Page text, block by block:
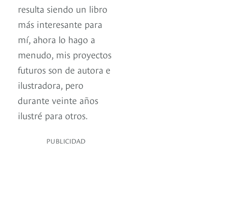
resulta siendo un libro
más interesante para
mí, ahora lo hago a
menudo, mis proyectos
futuros son de autora e
ilustradora, pero
durante veinte años
ilustré para otros.
PUBLICIDAD